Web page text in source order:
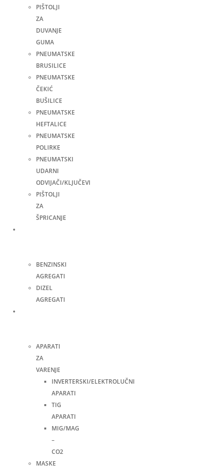
PIŠTOLJI
ZA
DUVANJE
GUMA
PNEUMATSKE
BRUSILICE
PNEUMATSKE
ČEKIĆ
BUŠILICE
PNEUMATSKE
HEFTALICE
PNEUMATSKE
POLIRKE
PNEUMATSKI
UDARNI
ODVIJAČI/KLJUČEVI
PIŠTOLJI
ZA
ŠPRICANJE
BENZINSKI
AGREGATI
DIZEL
AGREGATI
APARATI
ZA
VARENJE
INVERTERSKI/ELEKTROLUČNI
APARATI
TIG
APARATI
MIG/MAG
–
CO2
MASKE